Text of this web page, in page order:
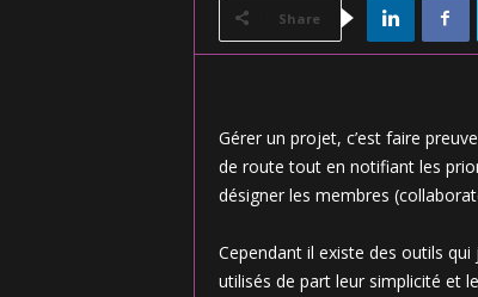
Share
Gérer un projet, c’est faire
de route tout en notifiant les
désigner les membres
Cependant il existe des outils
utilisés de part leur simplicité et